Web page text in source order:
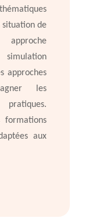
situation de
approche
approches
les
formations
aux